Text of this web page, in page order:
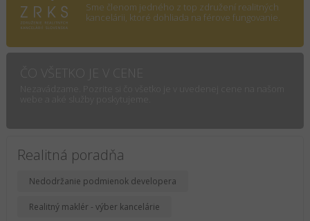
Sme členom jedného z top združení realitných
kancelárii, ktoré dohliada na férove fungovanie.
ČO VŠETKO JE V CENE
Realitná poradňa
Nedodržanie podmienok developera
Realitný maklér - výber kancelárie